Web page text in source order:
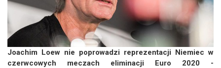
Joachim Loew nie poprowadzi reprezentacji Niemiec w
czerwcowych meczach eliminacji Euro 2020 -